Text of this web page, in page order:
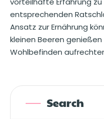
entsprechenden
Ansatz zur Ernährung
kleinen Beeren
Wohlbefinden
Search